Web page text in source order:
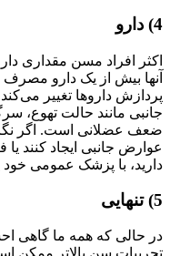
4) دارو
اکثر افراد مسن مقداری
آنها بیش از یک دارو
پردازش داروها تغییر
جانبی مانند حالت تهوع،
ضعف عضلانی است. اگر
عوارض جانبی ایجاد کنند یا
دارید، با پزشک عمومی
5) تنهایی
در حالی که همه ما گاهی